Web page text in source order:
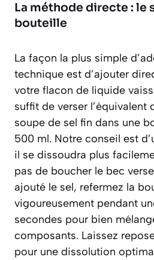
La méthode directe : le
bouteille
La façon la plus simple
technique est d’ajouter
votre flacon de liquide
suffit de verser l’équivalent
soupe de sel fin dans une
500 ml. Notre conseil est
il se dissoudra plus
pas de boucher le bec
ajouté le sel, refermez la
vigoureusement pendant
secondes pour bien
composants. Laissez
pour une dissolution